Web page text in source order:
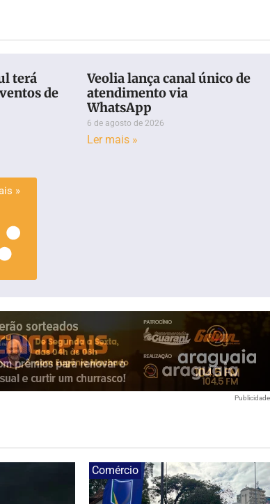
terá
de
Veolia lança canal único de
atendimento via
WhatsApp
6 de agosto de 2026
Ler mais »
»
Publicidade
Comércio